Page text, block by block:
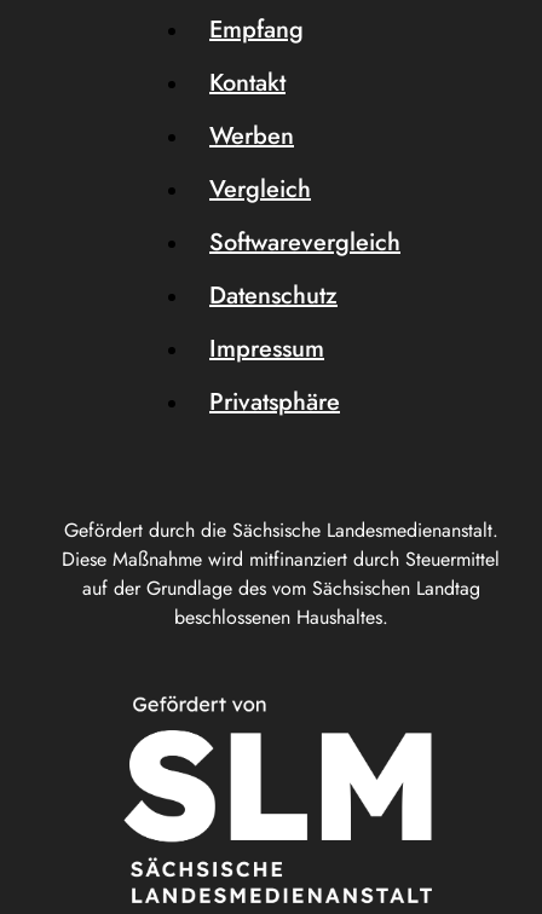
Gefördert durch die Sächsische Landesmedienanstalt.
Diese Maßnahme wird mitfinanziert durch Steuermittel
auf der Grundlage des vom Sächsischen Landtag
beschlossenen Haushaltes.
Empfang
Kontakt
Werben
Vergleich
Softwarevergleich
Datenschutz
Impressum
Privatsphäre